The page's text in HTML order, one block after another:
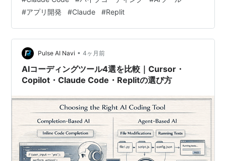
にくくなります。 この記事では、Claude Codeでアプリ
を作るときの「ツールの選び方」と「組み合わせの違
い」に絞って整理します。 この記事が向いている方
Claude Codeでアプリを作ってみたいが、何から始めれ
ばよいかわからない VS CodeとCursorのどちらが合うか
迷っ…
#アプリ開発 #Claude #Replit
Pulse AI Navi • 4ヶ月前
AIコーディングツール4選を比較｜Cursor・
Copilot・Claude Code・Replitの選び方